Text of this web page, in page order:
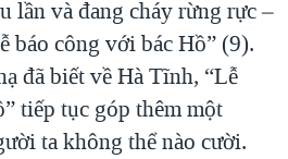
lần và đang cháy rừng rực –
báo công với bác Hồ” (9).
đã biết về Hà Tĩnh, “Lễ
tiếp tục góp thêm một
ta không thể nào cười.